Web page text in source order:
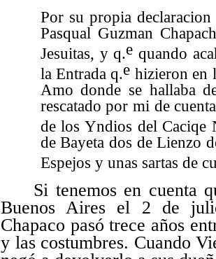
Por su propia
Pasqual Guzman
Jesuitas, y q.e quando
la Entrada q.e hizieron en
Amo donde se hallaba
rescatado por mi de
de los Yndios del Caciqe
de Bayeta dos de Lienzo
Espejos y unas sartas de
Si tenemos en cuenta
Buenos Aires el 2 de
Chapaco pasó trece años
y las costumbres. Cuando